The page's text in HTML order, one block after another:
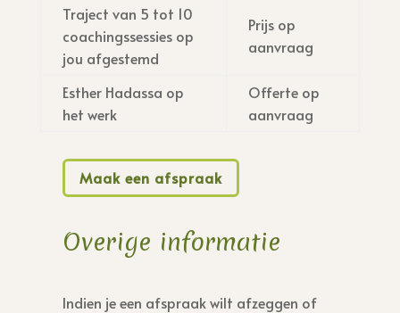
Traject van 5 tot 10
coachingssessies op
jou afgestemd
Prijs op
aanvraag
Esther Hadassa op
het werk
Offerte op
aanvraag
Maak een afspraak
Overige informatie
Indien je een afspraak wilt afzeggen of